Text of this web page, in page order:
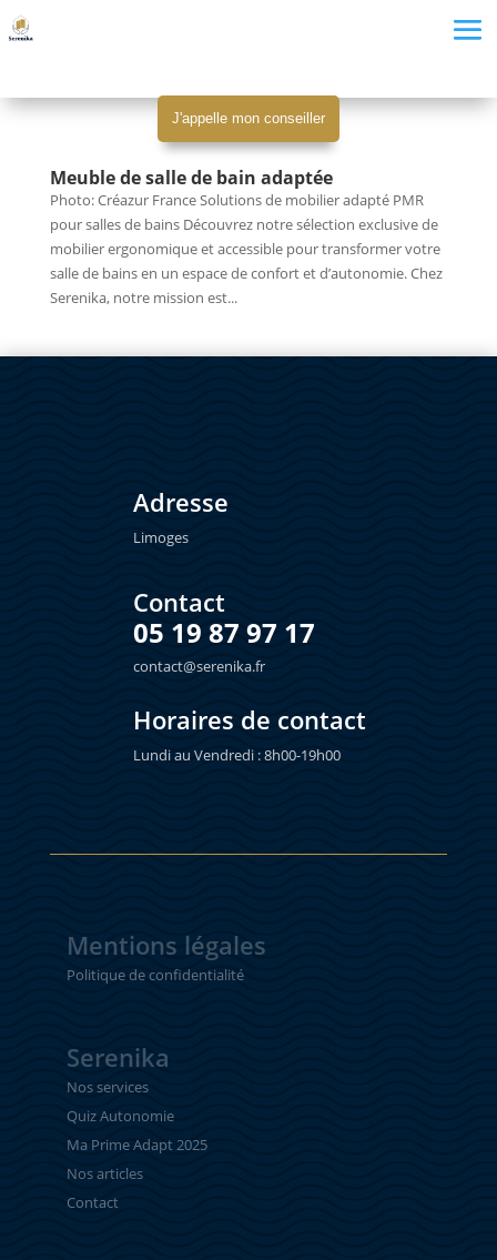
J'appelle mon conseiller
Meuble de salle de bain adaptée
Photo: Créazur France Solutions de mobilier adapté PMR
pour salles de bains Découvrez notre sélection exclusive de
mobilier ergonomique et accessible pour transformer votre
salle de bains en un espace de confort et d’autonomie. Chez
Serenika, notre mission est...
Adresse
Limoges
Contact
05 19 87 97 17
contact@serenika.fr
Horaires de contact
Lundi au Vendredi : 8h00-19h00
Mentions légales
Politique de confidentialité
Serenika
Nos services
Quiz Autonomie
Ma Prime Adapt 2025
Nos articles
Contact